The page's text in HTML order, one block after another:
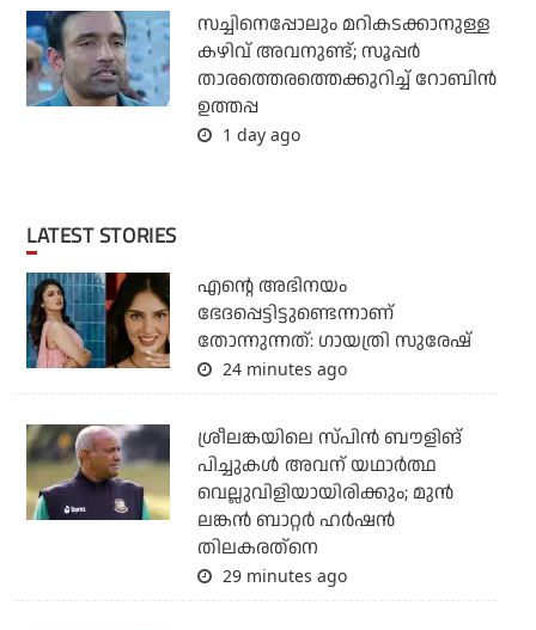
സച്ചിനെപ്പോലും മറികടക്കാനുള്ള
കഴിവ് അവനുണ്ട്; സൂപ്പര്‍
താരത്തെരത്തെക്കുറിച്ച് റോബിന്‍
ഉത്തപ്പ
1 day ago
LATEST STORIES
എന്റെ അഭിനയം
ഭേദപ്പെട്ടിട്ടുണ്ടെന്നാണ്
തോന്നുന്നത്: ഗായത്രി സുരേഷ്
24 minutes ago
ശ്രീലങ്കയിലെ സ്പിന്‍ ബൗളിങ്
പിച്ചുകള്‍ അവന് യഥാര്‍ത്ഥ
വെല്ലുവിളിയായിരിക്കും; മുന്‍
ലങ്കന്‍ ബാറ്റര്‍ ഹര്‍ഷന്‍
തിലകരത്‌നെ
29 minutes ago